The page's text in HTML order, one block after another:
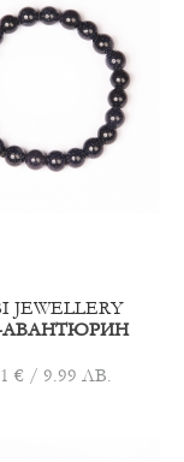
JEWELLERY
АВАНТЮРИН
€ / 9.99 ЛВ.